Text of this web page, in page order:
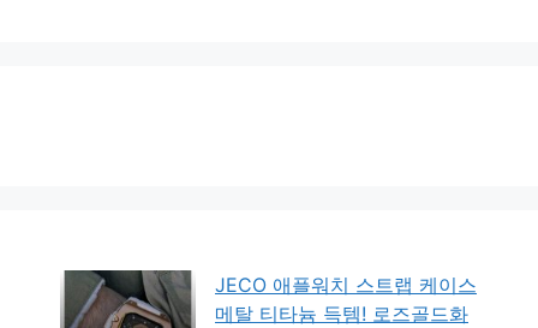
JECO 애플워치 스트랩 케이스
메탈 티타늄 득템! 로즈골드화